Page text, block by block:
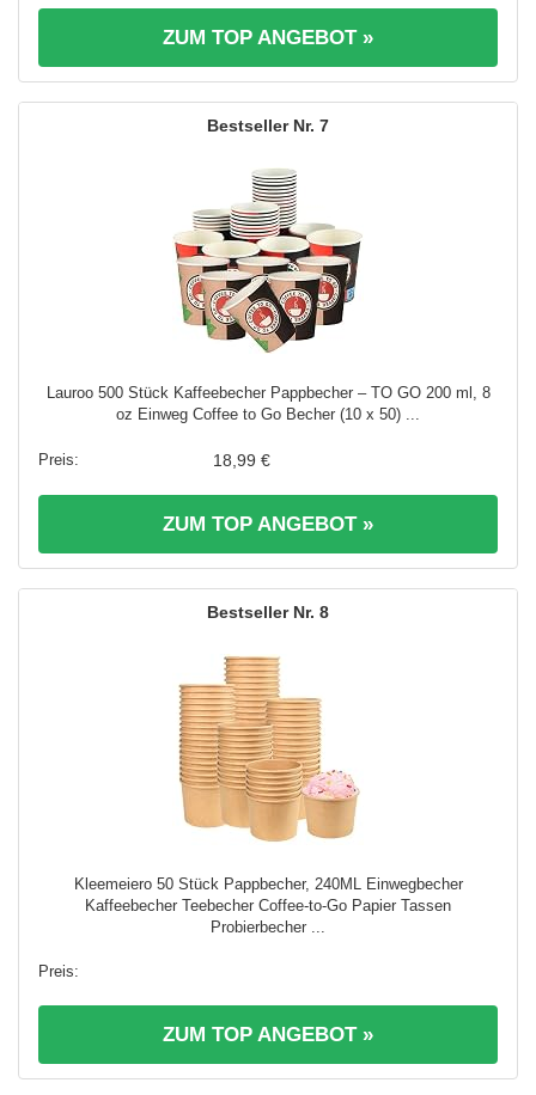
ZUM TOP ANGEBOT »
7
Lauroo 500 Stück Kaffeebecher Pappbecher – TO GO 200 ml, 8
oz Einweg Coffee to Go Becher (10 x 50) ...
18,99 €
ZUM TOP ANGEBOT »
8
Kleemeiero 50 Stück Pappbecher, 240ML Einwegbecher
Kaffeebecher Teebecher Coffee-to-Go Papier Tassen
Probierbecher ...
ZUM TOP ANGEBOT »